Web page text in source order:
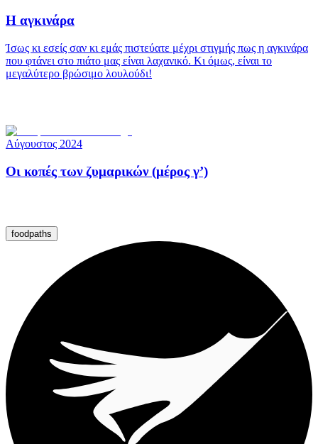
Η αγκινάρα
Ίσως κι εσείς σαν κι εμάς πιστεύατε μέχρι στιγμής πως η αγκινάρα
που φτάνει στο πιάτο μας είναι λαχανικό. Κι όμως, είναι το
μεγαλύτερο βρώσιμο λουλούδι!
Αύγουστος 2024
Οι κοπές των ζυμαρικών (μέρος γ’)
foodpaths